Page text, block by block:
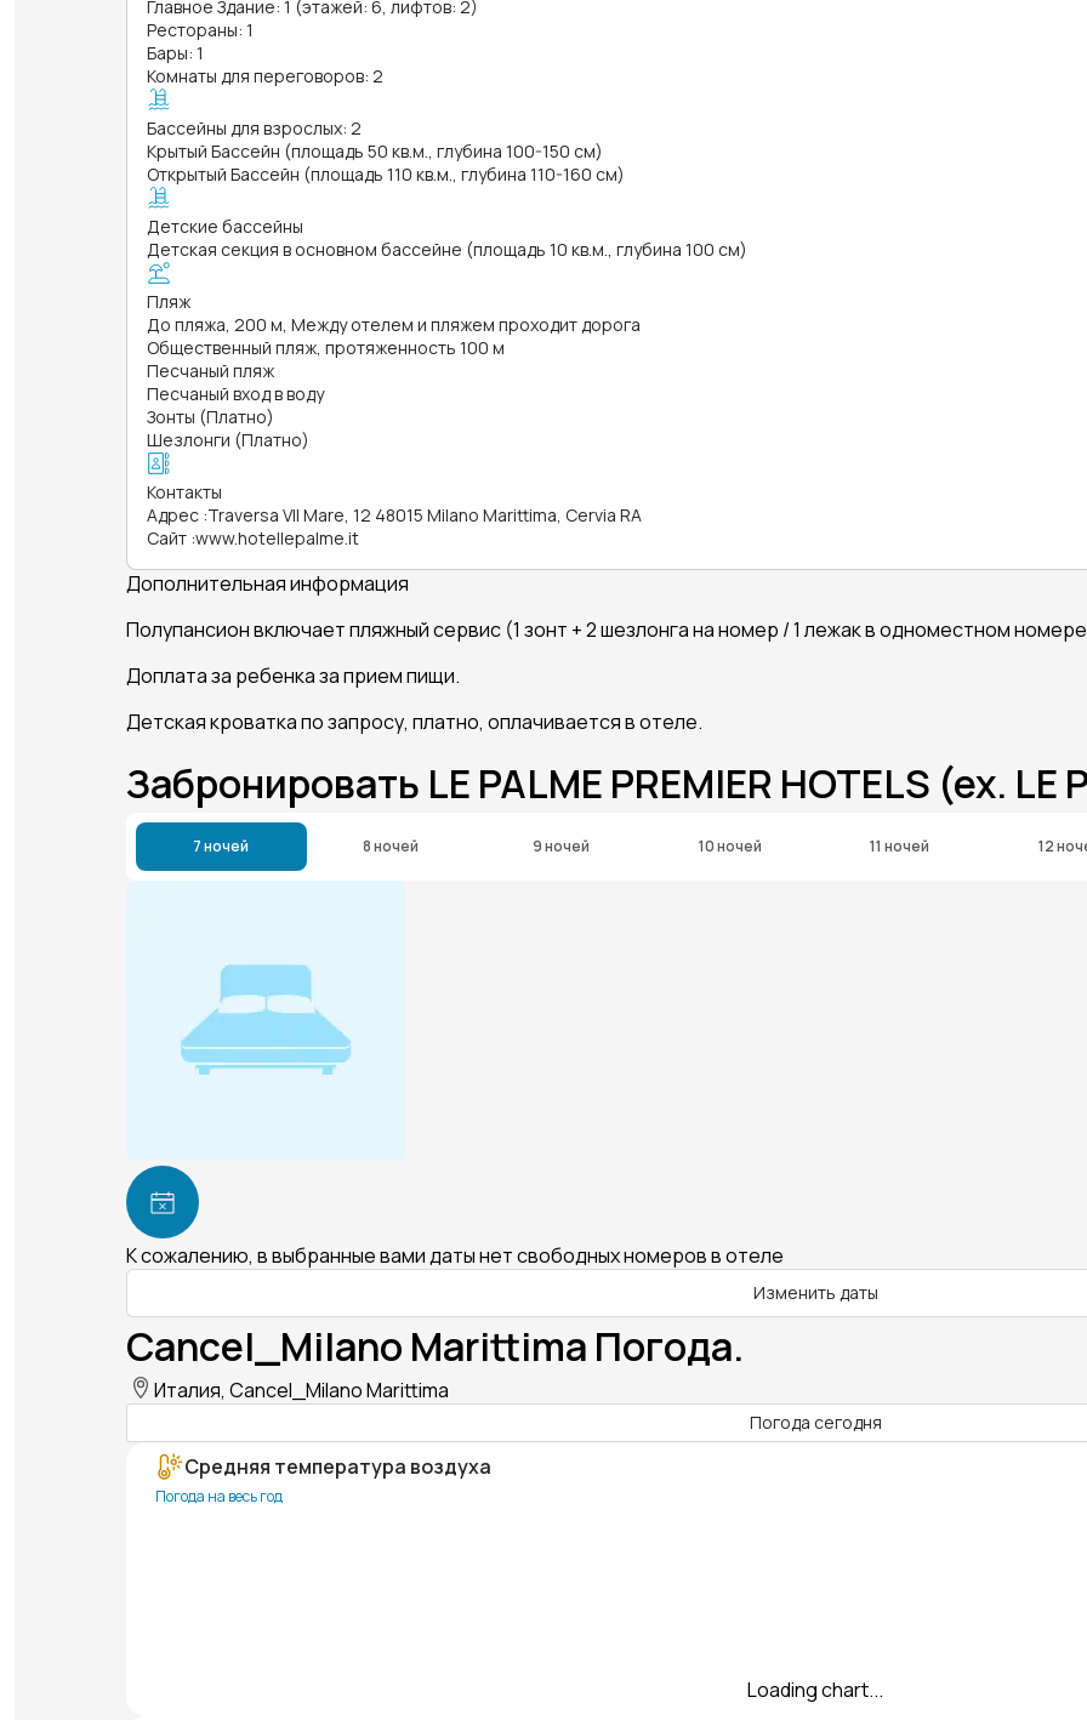
Главное Здание: 1 (этажей: 6, лифтов: 2)
Рестораны: 1
Бары: 1
Комнаты для переговоров: 2
Бассейны для взрослых: 2
Крытый Бассейн (площадь 50 кв.м., глубина 100-150 см)
Открытый Бассейн (площадь 110 кв.м., глубина 110-160 см)
Детские бассейны
Детская секция в основном бассейне (площадь 10 кв.м., глубина 100 см)
Пляж
До пляжа, 200 м, Между отелем и пляжем проходит дорога
Общественный пляж, протяженность 100 м
Песчаный пляж
Песчаный вход в воду
Зонты (Платно)
Шезлонги (Платно)
Контакты
Адрес :Traversa VII Mare, 12 48015 Milano Marittima, Cervia RA
Сайт :www.hotellepalme.it
Дополнительная информация
Полупансион включает пляжный сервис (1 зонт + 2 шезлонга на номер / 1 лежак в одноместном
Доплата за ребенка за прием пищи.
Детская кроватка по запросу, платно, оплачивается в отеле.
Забронировать LE PALME PREMIER HOTELS (ex. LE
7 ночей 8 ночей 9 ночей 10 ночей 11 ночей 12
К сожалению, в выбранные вами даты нет свободных номеров в отеле
Изменить даты
Cancel_Milano Marittima Погода.
Италия, Cancel_Milano Marittima
Погода сегодня
Средняя температура воздуха
Погода на весь год
Loading chart...